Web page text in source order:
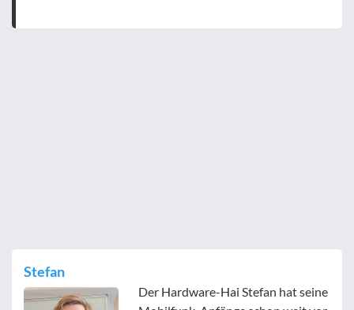
Stefan
Der Hardware-Hai Stefan hat seine